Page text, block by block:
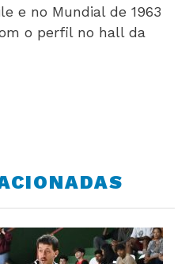
e no Mundial de 1963
o perfil no hall da